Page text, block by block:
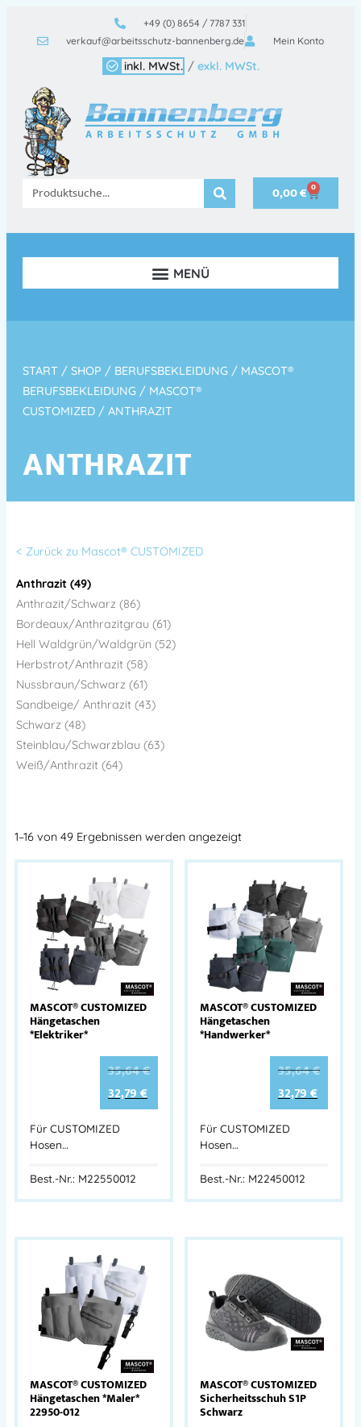
+49 (0) 8654 / 7787 331
verkauf@arbeitsschutz-bannenberg.de
Mein Konto
inkl. MWSt. / exkl. MWSt.
0,00€ 0
START / SHOP / BERUFSBEKLEIDUNG / MASCOT®
BERUFSBEKLEIDUNG / MASCOT®
CUSTOMIZED / ANTHRAZIT
ANTHRAZIT
< Zurück zu Mascot® CUSTOMIZED
Anthrazit (49)
Anthrazit/Schwarz (86)
Bordeaux/Anthrazitgrau (61)
Hell Waldgrün/Waldgrün (52)
Herbstrot/Anthrazit (58)
Nussbraun/Schwarz (61)
Sandbeige/ Anthrazit (43)
Schwarz (48)
Steinblau/Schwarzblau (63)
Weiß/Anthrazit (64)
1–16 von 49 Ergebnissen werden angezeigt
MASCOT® CUSTOMIZED
Hängetaschen
*Elektriker*
35,64€
32,79€
Für CUSTOMIZED
Hosen…
Best.-Nr.: M22550012
MASCOT® CUSTOMIZED
Hängetaschen
*Handwerker*
35,64€
32,79€
Für CUSTOMIZED
Hosen…
Best.-Nr.: M22450012
MASCOT® CUSTOMIZED
Hängetaschen *Maler*
22950-012
MASCOT® CUSTOMIZED
Sicherheitsschuh S1P
Schwarz